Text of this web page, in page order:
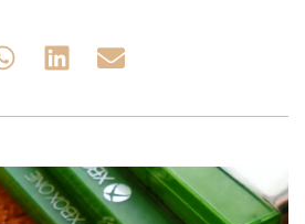
Share Share Share